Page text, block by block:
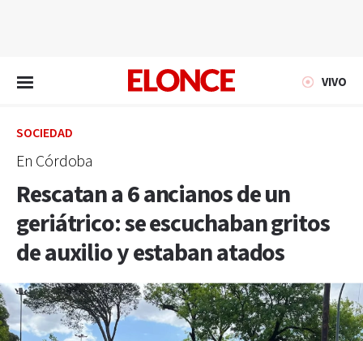
VIVO
SOCIEDAD
En Córdoba
Rescatan a 6 ancianos de un
geriátrico: se escuchaban gritos
de auxilio y estaban atados